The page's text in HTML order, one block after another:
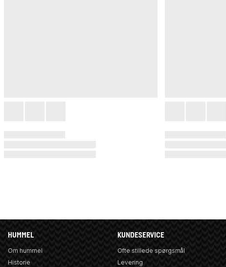
HUMMEL
Om hummel
Historie
KUNDESERVICE
Ofte stillede spørgsmål
Levering